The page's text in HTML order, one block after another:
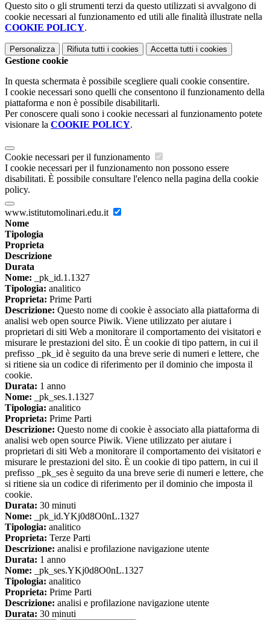
Questo sito o gli strumenti terzi da questo utilizzati si avvalgono di
cookie necessari al funzionamento ed utili alle finalità illustrate nella
COOKIE POLICY.
Personalizza Rifiuta tutti i cookies Accetta tutti i cookies
Gestione cookie
In questa schermata è possibile scegliere quali cookie consentire.
I cookie necessari sono quelli che consentono il funzionamento della
piattaforma e non è possibile disabilitarli.
Per conoscere quali sono i cookie necessari al funzionamento potete
visionare la COOKIE POLICY.
Cookie necessari per il funzionamento
I cookie necessari per il funzionamento non possono essere
disabilitati. È possibile consultare l'elenco nella pagina della cookie
policy.
www.istitutomolinari.edu.it
Nome
Tipologia
Proprieta
Descrizione
Durata
Nome: _pk_id.1.1327
Tipologia: analitico
Proprieta: Prime Parti
Descrizione: Questo nome di cookie è associato alla piattaforma di
analisi web open source Piwik. Viene utilizzato per aiutare i
proprietari di siti Web a monitorare il comportamento dei visitatori e
misurare le prestazioni del sito. È un cookie di tipo pattern, in cui il
prefisso _pk_id è seguito da una breve serie di numeri e lettere, che
si ritiene sia un codice di riferimento per il dominio che imposta il
cookie.
Durata: 1 anno
Nome: _pk_ses.1.1327
Tipologia: analitico
Proprieta: Prime Parti
Descrizione: Questo nome di cookie è associato alla piattaforma di
analisi web open source Piwik. Viene utilizzato per aiutare i
proprietari di siti Web a monitorare il comportamento dei visitatori e
misurare le prestazioni del sito. È un cookie di tipo pattern, in cui il
prefisso _pk_ses è seguito da una breve serie di numeri e lettere, che
si ritiene sia un codice di riferimento per il dominio che imposta il
cookie.
Durata: 30 minuti
Nome: _pk_id.YKj0d8O0nL.1327
Tipologia: analitico
Proprieta: Terze Parti
Descrizione: analisi e profilazione navigazione utente
Durata: 1 anno
Nome: _pk_ses.YKj0d8O0nL.1327
Tipologia: analitico
Proprieta: Prime Parti
Descrizione: analisi e profilazione navigazione utente
Durata: 30 minuti